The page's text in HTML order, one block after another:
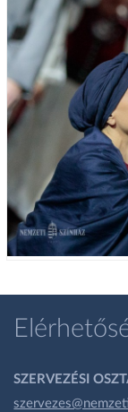
SZERVEZÉSI